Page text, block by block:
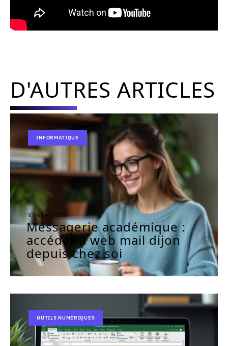
D'AUTRES ARTICLES
INFORMATIQUE
30 juillet 2026
Messagerie académique :
accéder à web mail dijon
depuis chez soi
OUTILS NUMÉRIQUES